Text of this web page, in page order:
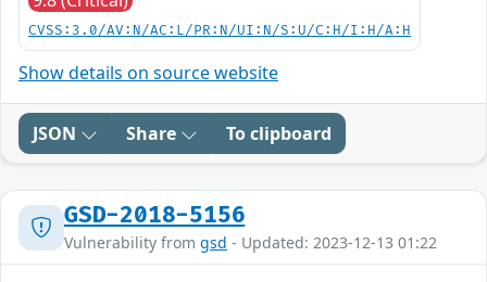
CVSS:3.0/AV:N/AC:L/PR:N/UI:N/S:U/C:H/I:H/A:H
Show details on source website
JSON Share To clipboard
GSD-2018-5156
Vulnerability from gsd - Updated: 2023-12-13 01:22